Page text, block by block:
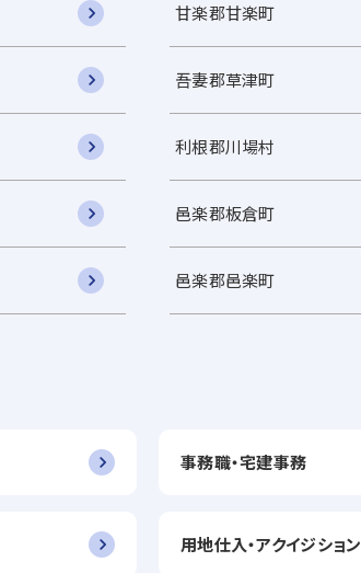
甘楽郡甘楽町
吾妻郡草津町
利根郡川場村
邑楽郡板倉町
邑楽郡邑楽町
事務職・宅建事務
用地仕入・アクイジション